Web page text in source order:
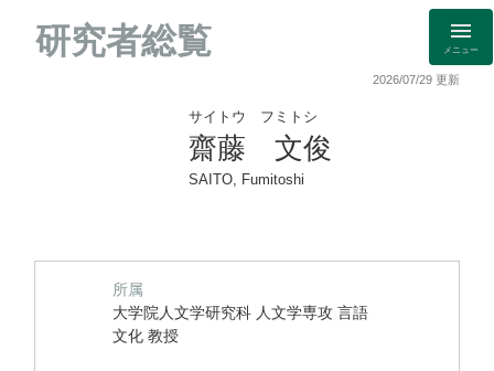
研究者総覧 メニュー
2026/07/29 更新
サイトウ フミトシ
齋藤 文俊
SAITO, Fumitoshi
所属
大学院人文学研究科 人文学専攻 言語
文化 教授